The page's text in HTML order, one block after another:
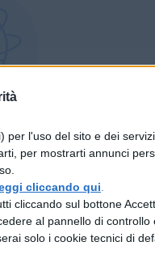
per l'uso del sito e dei
per mostrarti annunci
cliccando qui
cliccando sul bottone
al pannello di controllo
solo i cookie tecnici di